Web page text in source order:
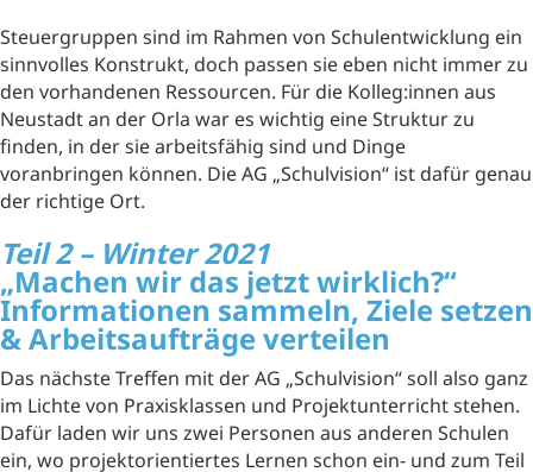
Steuergruppen sind im Rahmen von Schulentwicklung ein
sinnvolles Konstrukt, doch passen sie eben nicht immer zu
den vorhandenen Ressourcen. Für die Kolleg:innen aus
Neustadt an der Orla war es wichtig eine Struktur zu
finden, in der sie arbeitsfähig sind und Dinge
voranbringen können. Die AG „Schulvision“ ist dafür genau
der richtige Ort.
Teil 2 – Winter 2021
„Machen wir das jetzt wirklich?“
Informationen sammeln, Ziele setzen
& Arbeitsaufträge verteilen
Das nächste Treffen mit der AG „Schulvision“ soll also ganz
im Lichte von Praxisklassen und Projektunterricht stehen.
Dafür laden wir uns zwei Personen aus anderen Schulen
ein, wo projektorientiertes Lernen schon ein- und zum Teil